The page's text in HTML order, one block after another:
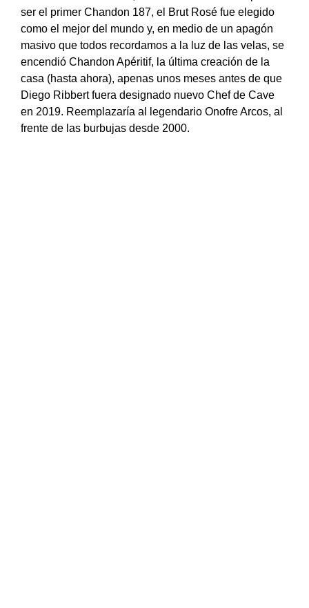
ser el primer Chandon 187, el Brut Rosé fue elegido
como el mejor del mundo y, en medio de un apagón
masivo que todos recordamos a la luz de las velas, se
encendió Chandon Apéritif, la última creación de la
casa (hasta ahora), apenas unos meses antes de que
Diego Ribbert fuera designado nuevo Chef de Cave
en 2019. Reemplazaría al legendario Onofre Arcos, al
frente de las burbujas desde 2000.